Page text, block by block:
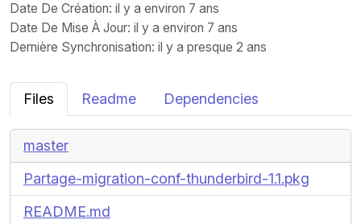
Date De Création: il y a environ 7 ans
Date De Mise À Jour: il y a environ 7 ans
Dernière Synchronisation: il y a presque 2 ans
Files Readme Dependencies
master
Partage-migration-conf-thunderbird-1.1.pkg
README.md